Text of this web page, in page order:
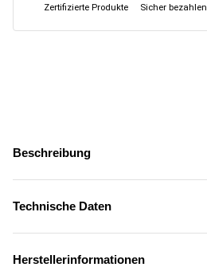
Zertifizierte Produkte Sicher bezahlen
Beschreibung
Technische Daten
Herstellerinformationen